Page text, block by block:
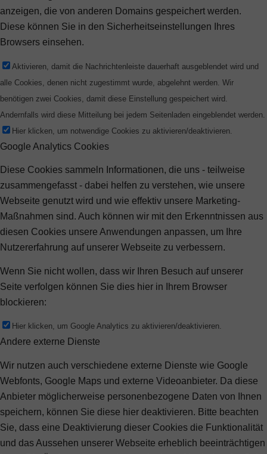
anzeigen, die von anderen Domains gespeichert werden.
Diese können Sie in den Sicherheitseinstellungen Ihres
Browsers einsehen.
Aktivieren, damit die Nachrichtenleiste dauerhaft ausgeblendet wird und
alle Cookies, denen nicht zugestimmt wurde, abgelehnt werden. Wir
benötigen zwei Cookies, damit diese Einstellung gespeichert wird.
Andernfalls wird diese Mitteilung bei jedem Seitenladen eingeblendet werden.
Hier klicken, um notwendige Cookies zu aktivieren/deaktivieren.
Google Analytics Cookies
Diese Cookies sammeln Informationen, die uns - teilweise
zusammengefasst - dabei helfen zu verstehen, wie unsere
Webseite genutzt wird und wie effektiv unsere Marketing-
Maßnahmen sind. Auch können wir mit den Erkenntnissen aus
diesen Cookies unsere Anwendungen anpassen, um Ihre
Nutzererfahrung auf unserer Webseite zu verbessern.
Wenn Sie nicht wollen, dass wir Ihren Besuch auf unserer
Seite verfolgen können Sie dies hier in Ihrem Browser
blockieren:
Hier klicken, um Google Analytics zu aktivieren/deaktivieren.
Andere externe Dienste
Wir nutzen auch verschiedene externe Dienste wie Google
Webfonts, Google Maps und externe Videoanbieter. Da diese
Anbieter möglicherweise personenbezogene Daten von Ihnen
speichern, können Sie diese hier deaktivieren. Bitte beachten
Sie, dass eine Deaktivierung dieser Cookies die Funktionalität
und das Aussehen unserer Webseite erheblich beeinträchtigen